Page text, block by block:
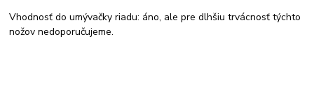
Vhodnosť do umývačky riadu: áno, ale pre dlhšiu trvácnosť týchto
nožov nedoporučujeme.